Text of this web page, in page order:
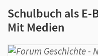
Schulbuch als E-
Mit Medien